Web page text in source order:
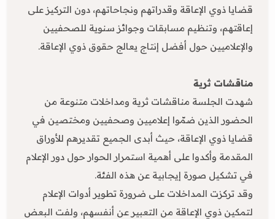
قضايا ذوي الإعاقة وقدراتهم ونجاحاتهم، دون التركيز على
إعاقتهم، وتنظيم مسابقات وجوائز سنوية للصحفيين
والإعلاميين حول أفضل إنتاج يعالج حقوق ذوي الإعاقة.
مناقشات ثرية
شهدت الجلسة مناقشات ثرية ومداخلات متنوعة من
الحضور الذين ضمّوا إعلاميين وصحفيين ومختصين في
قضايا ذوي الإعاقة، حيث أبدى الجميع تقديرهم للأوراق
المقدمة وأكدوا على أهمية استمرار الحوار حول دور الإعلام
في تشكيل صورة إيجابية عن هذه الفئة.
وقد تركزت المداخلات على ضرورة تطوير أدوات الإعلام
لتمكين ذوي الإعاقة من التعبير عن أنفسهم، ولفت البعض